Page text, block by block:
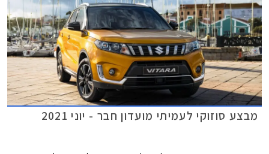
מבצע סוזוקי לעמיתי מועדון חבר - יוני 2021